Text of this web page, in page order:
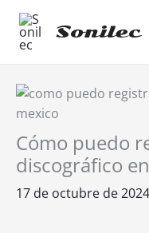
contenido
Sonilec
Cómo puedo
discográfico
17 de octubre de 2024